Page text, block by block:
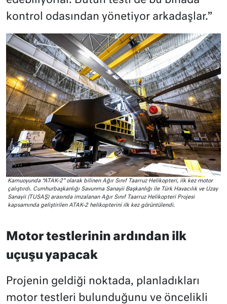
kontrol odasından yönetiyor arkadaşlar.”
Kamuoyunda “ATAK-2” olarak bilinen Ağır Sınıf Taarruz Helikopteri, ilk kez motor
çalıştırdı. Cumhurbaşkanlığı Savunma Sanayii Başkanlığı ile Türk Havacılık ve Uzay
Sanayii (TUSAŞ) arasında imzalanan Ağır Sınıf Taarruz Helikopteri Projesi
kapsamında geliştirilen ATAK-2 helikopterini ilk kez görüntülendi.
Motor testlerinin ardından ilk
uçuşu yapacak
Projenin geldiği noktada, planladıkları
motor testleri bulunduğunu ve öncelikli